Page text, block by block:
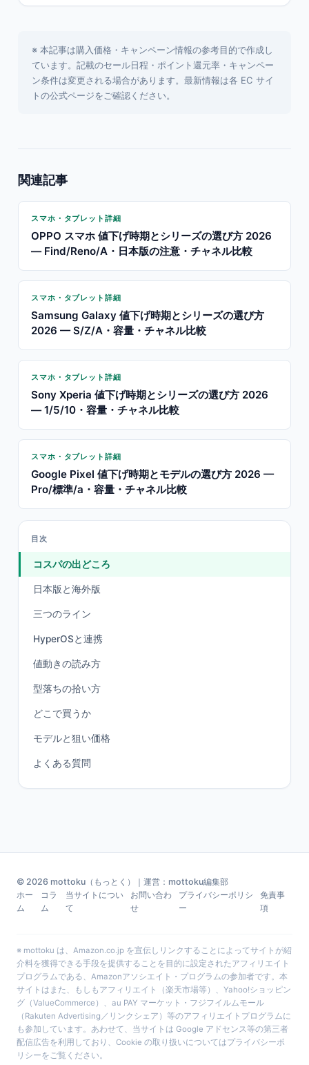
※ 本記事は購入価格・キャンペーン情報の参考目的で作成し
ています。記載のセール日程・ポイント還元率・キャンペー
ン条件は変更される場合があります。最新情報は各 EC サイ
トの公式ページをご確認ください。
関連記事
スマホ・タブレット詳細
OPPO スマホ 値下げ時期とシリーズの選び方 2026
— Find/Reno/A・日本版の注意・チャネル比較
スマホ・タブレット詳細
Samsung Galaxy 値下げ時期とシリーズの選び方
2026 — S/Z/A・容量・チャネル比較
スマホ・タブレット詳細
Sony Xperia 値下げ時期とシリーズの選び方 2026
— 1/5/10・容量・チャネル比較
スマホ・タブレット詳細
Google Pixel 値下げ時期とモデルの選び方 2026 —
Pro/標準/a・容量・チャネル比較
目次
コスパの出どころ
日本版と海外版
三つのライン
HyperOSと連携
値動きの読み方
型落ちの拾い方
どこで買うか
モデルと狙い価格
よくある質問
© 2026 mottoku（もっとく）｜運営：mottoku編集部
ホー
ム
コラ
ム
当サイトについ
て
お問い合わ
せ
プライバシーポリシ
ー
免責事
項
※ mottoku は、Amazon.co.jp を宣伝しリンクすることによってサイトが紹
介料を獲得できる手段を提供することを目的に設定されたアフィリエイト
プログラムである、Amazonアソシエイト・プログラムの参加者です。本
サイトはまた、もしもアフィリエイト（楽天市場等）、Yahoo!ショッピン
グ（ValueCommerce）、au PAY マーケット・フジフイルムモール
（Rakuten Advertising／リンクシェア）等のアフィリエイトプログラムに
も参加しています。あわせて、当サイトは Google アドセンス等の第三者
配信広告を利用しており、Cookie の取り扱いについてはプライバシーポ
リシーをご覧ください。